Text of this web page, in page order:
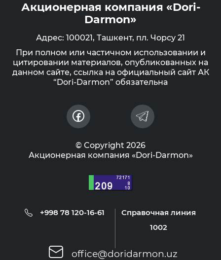
Акционерная компания «Dori-
Darmon»
Адрес: 100021, Ташкент, пл. Чорсу 21
При полном или частичном использовании и
цитировании материалов, опубликованных на
данном сайте, ссылка на официальный сайт АК
“Dori-Darmon” обязательна
© Copyright 2026
Акционерная компания «Dori-Darmon»
+998 78 120-16-61
Справочная линия
1002
office@doridarmon.uz